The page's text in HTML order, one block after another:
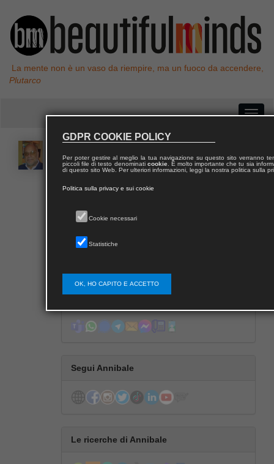
La mente non è un vaso da riempire, ma un fuoco da accendere,
Plutarco
Annibale Bertola è past President della FIAP, già
dell’Accademia di Psicoterapia Psicoanalitica) e
psicoterapia.
Contatta Annibale
Segui Annibale
Le ricerche di Annibale
GDPR COOKIE POLICY
Per poter gestire al meglio la tua navigazione su questo sito verranno
piccoli file di testo denominati cookie. È molto importante che tu sia
di questo sito Web. Per ulteriori informazioni, leggi la nostra politica sulla
Politica sulla privacy e sui cookie
Cookie necessari
Statistiche
OK, HO CAPITO E ACCETTO